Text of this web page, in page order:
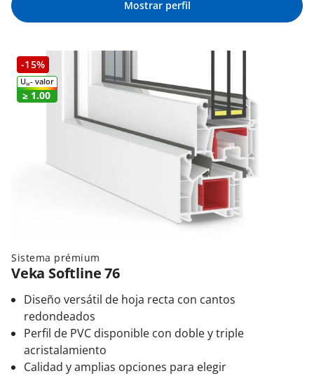
Mostrar perfil
-15%
UW- valor
≥ 1.00
Sistema prémium
Veka Softline 76
Diseño versátil de hoja recta con cantos
redondeados
Perfil de PVC disponible con doble y triple
acristalamiento
Calidad y amplias opciones para elegir